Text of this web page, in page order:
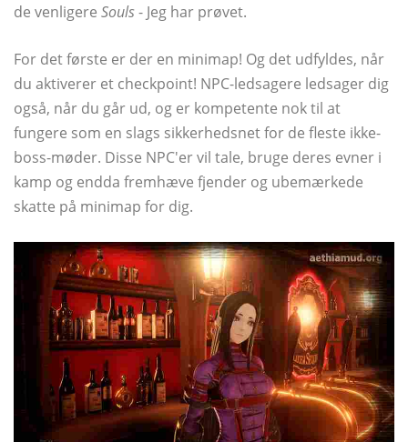
de venligere Souls- Jeg har prøvet.
For det første er der en minimap! Og det udfyldes, når
du aktiverer et checkpoint! NPC-ledsagere ledsager dig
også, når du går ud, og er kompetente nok til at
fungere som en slags sikkerhedsnet for de fleste ikke-
boss-møder. Disse NPC'er vil tale, bruge deres evner i
kamp og endda fremhæve fjender og ubemærkede
skatte på minimap for dig.